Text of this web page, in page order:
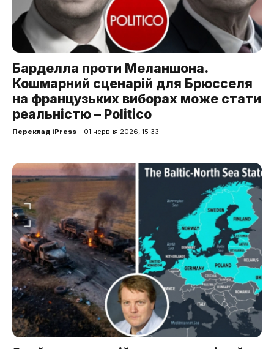
Барделла проти Меланшона.
Кошмарний сценарій для Брюсселя
на французьких виборах може стати
реальністю – Politico
Переклад iPress – 01 червня 2026, 15:33